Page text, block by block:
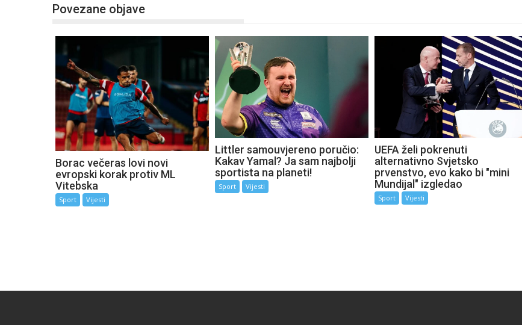
Povezane objave
Borac večeras lovi novi
evropski korak protiv ML
Vitebska
Sport Vijesti
Littler samouvjereno poručio:
Kakav Yamal? Ja sam najbolji
sportista na planeti!
Sport Vijesti
UEFA želi pokrenuti
alternativno Svjetsko
prvenstvo, evo kako bi "mini
Mundijal" izgledao
Sport Vijesti